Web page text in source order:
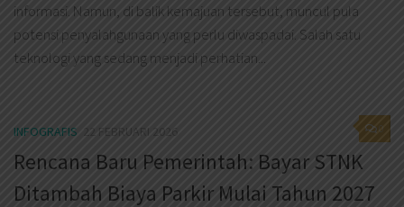
informasi. Namun, di balik kemajuan tersebut, muncul pula
potensi penyalahgunaan yang perlu diwaspadai. Salah satu
teknologi yang sedang menjadi perhatian...
0
INFOGRAFIS 22 FEBRUARI 2026
Rencana Baru Pemerintah: Bayar STNK
Ditambah Biaya Parkir Mulai Tahun 2027